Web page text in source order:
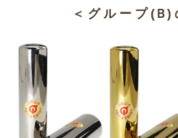
をもっている人にとっては金属製の印
し、チタンはどんな人でも持つことが
にも使われている素材で、誰でも安心し
◆ 耐熱・強度でも安心なチタン
チタンは融点が1668℃と高いため、耐
す。火災における炎の温度はチタンの
＜ グ ル ー プ (Ｂ)